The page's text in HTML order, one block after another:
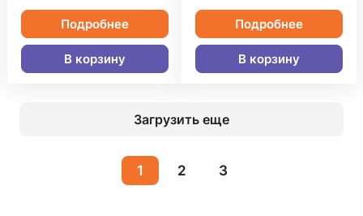
Подробнее
В корзину
Подробнее
В корзину
Загрузить еще
1 2 3